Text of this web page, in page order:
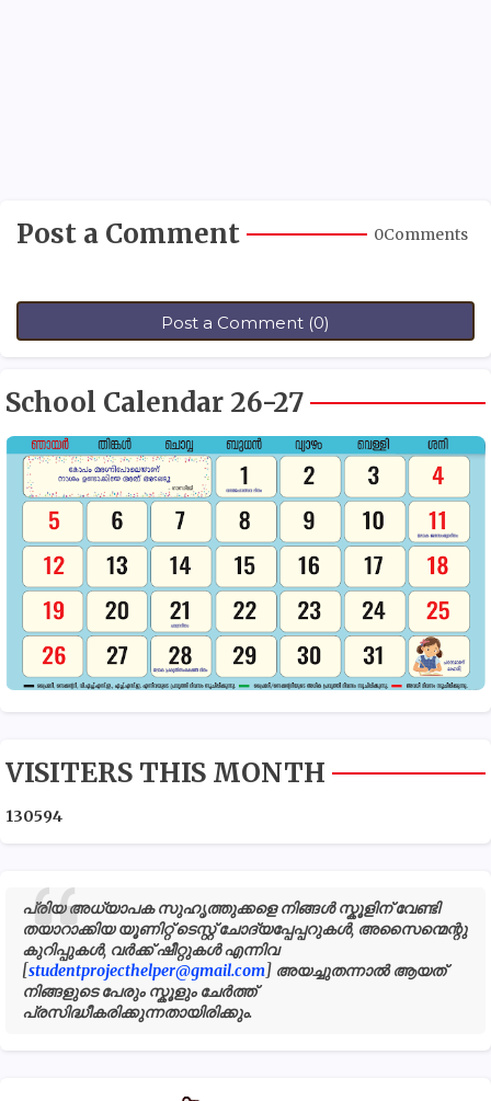
Post a Comment 0Comments
Post a Comment (0)
School Calendar 26-27
VISITERS THIS MONTH
130594
പ്രിയ അധ്യാപക സുഹൃത്തുക്കളെ നിങ്ങൾ സ്കൂളിന് വേണ്ടി
തയാറാക്കിയ യൂണിറ്റ് ടെസ്റ്റ് ചോദ്യപ്പേപ്പറുകൾ, അസൈന്മെന്റു
കുറിപ്പുകൾ, വർക്ക് ഷീറ്റുകൾ എന്നിവ
[studentprojecthelper@gmail.com] അയച്ചുതന്നാൽ ആയത്
നിങ്ങളുടെ പേരും സ്കൂളും ചേർത്ത്
പ്രസിദ്ധീകരിക്കുന്നതായിരിക്കും.